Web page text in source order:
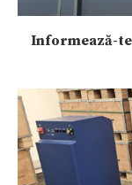
Informează-te